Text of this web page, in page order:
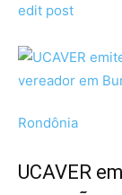
edit post
Rondônia
UCAVER